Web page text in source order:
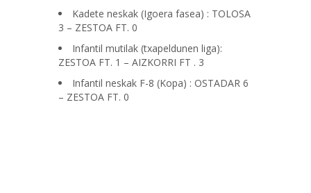
Kadete neskak (Igoera fasea) : TOLOSA
3 – ZESTOA FT. 0
Infantil mutilak (txapeldunen liga):
ZESTOA FT. 1 – AIZKORRI FT . 3
Infantil neskak F-8 (Kopa) : OSTADAR 6
– ZESTOA FT. 0